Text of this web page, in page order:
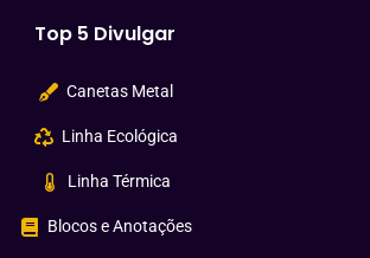
Top 5 Divulgar
Canetas Metal
Linha Ecológica
Linha Térmica
Blocos e Anotações